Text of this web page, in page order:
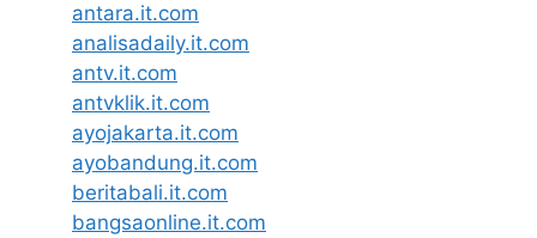
antara.it.com
analisadaily.it.com
antv.it.com
antvklik.it.com
ayojakarta.it.com
ayobandung.it.com
beritabali.it.com
bangsaonline.it.com